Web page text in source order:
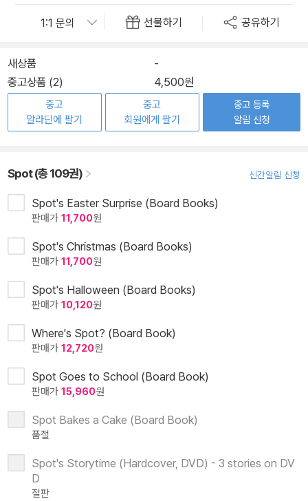
선물하기 공유하기
새상품
-
중고상품 (2)
4,500원
중고
알라딘에 팔기
중고
회원에게 팔기
중고 등록
알림 신청
Spot (총 109권) 신간알림 신청
Spot's Easter Surprise (Board Books)
판매가 11,700원
Spot's Christmas (Board Books)
판매가 11,700원
Spot's Halloween (Board Books)
판매가 10,120원
Where's Spot? (Board Book)
판매가 12,720원
Spot Goes to School (Board Book)
판매가 15,960원
Spot Bakes a Cake (Board Book)
품절
Spot's Storytime (Hardcover, DVD) - 3 stories on DV
D
절판